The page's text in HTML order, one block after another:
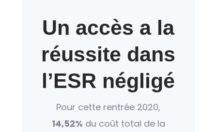
Un accès a la
réussite dans
l’ESR négligé
Pour cette rentrée 2020,
14,52% du coût total de la